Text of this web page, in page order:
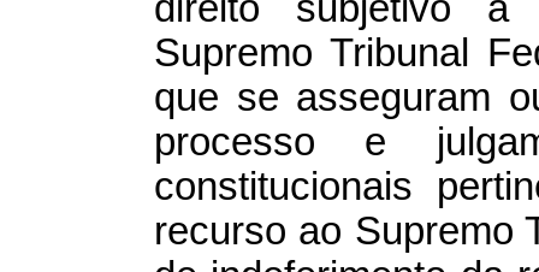
Supremo Tribunal
que se asseguram
processo e
constitucionais
recurso ao Supremo